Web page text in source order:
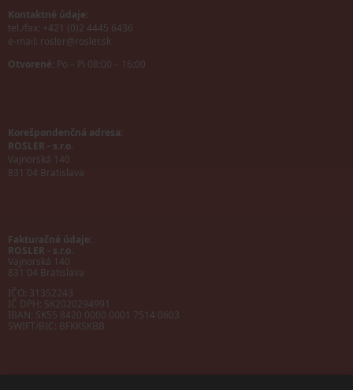
Kontaktné údaje:
tel./fax: +421 (0)2 4445 6436
e-mail: rosler@rosler.sk
Otvorené: Po – Pi 08:00 – 16:00
Korešpondenčná adresa:
ROSLER - s.r.o.
Vajnorská 140
831 04 Bratislava
Fakturačné údaje:
ROSLER - s.r.o.
Vajnorská 140
831 04 Bratislava
IČO: 31352243
IČ DPH: SK2020294991
IBAN: SK55 8420 0000 0001 7514 0603
SWIFT/BIC: BFKKSKBB